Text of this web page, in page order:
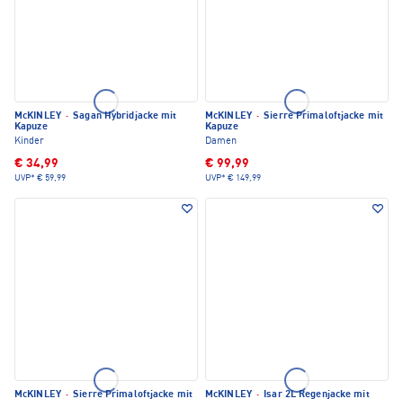
McKINLEY · Sagan Hybridjacke mit
Kapuze
Kinder
€ 34,99
UVP* € 59,99
McKINLEY · Sierre Primaloftjacke mit
Kapuze
Damen
€ 99,99
UVP* € 149,99
McKINLEY · Sierre Primaloftjacke mit McKINLEY · Isar 2L Regenjacke mit